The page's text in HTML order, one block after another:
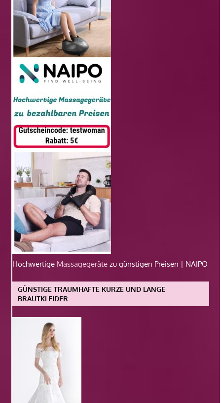
Hochwertige Massagegeräte zu günstigen Preisen | NAIPO
GÜNSTIGE TRAUMHAFTE KURZE UND LANGE
BRAUTKLEIDER